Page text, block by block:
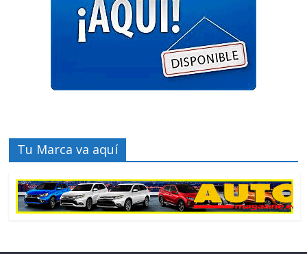
Tu Marca va aquí